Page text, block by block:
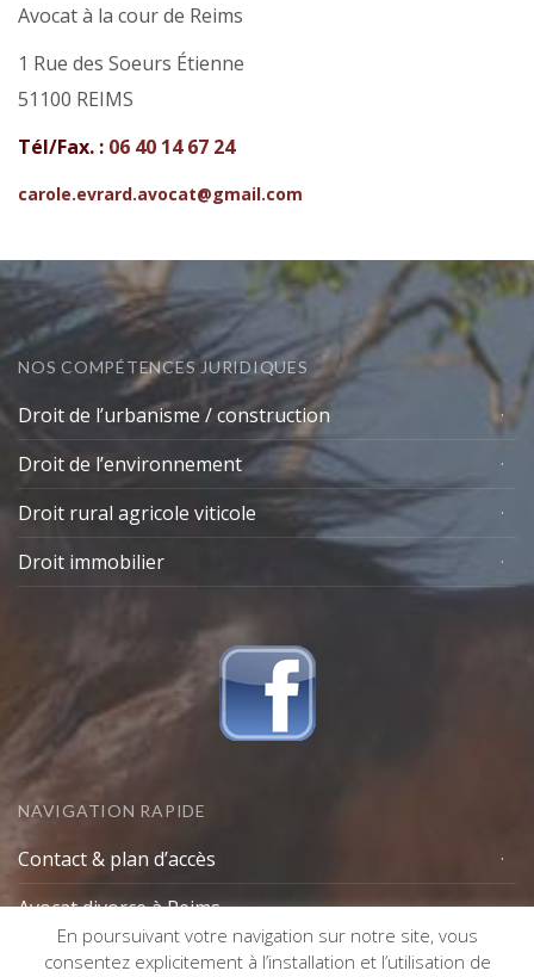
Avocat à la cour de Reims
1 Rue des Soeurs Étienne
51100 REIMS
Tél/Fax. : 06 40 14 67 24
carole.evrard.avocat@gmail.com
NOS COMPÉTENCES JURIDIQUES
Droit de l’urbanisme / construction
Droit de l’environnement
Droit rural agricole viticole
Droit immobilier
NAVIGATION RAPIDE
Contact & plan d’accès
Avocat divorce à Reims
Lexique avocat
En poursuivant votre navigation sur notre site, vous
consentez explicitement à l’installation et l’utilisation de